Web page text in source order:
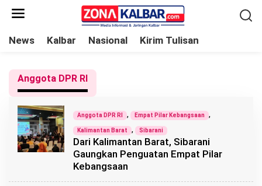
News Kalbar Nasional Kirim Tulisan
Anggota DPR RI
Anggota DPR RI , Empat Pilar Kebangsaan ,
Kalimantan Barat , Sibarani
Dari Kalimantan Barat, Sibarani
Gaungkan Penguatan Empat Pilar
Kebangsaan